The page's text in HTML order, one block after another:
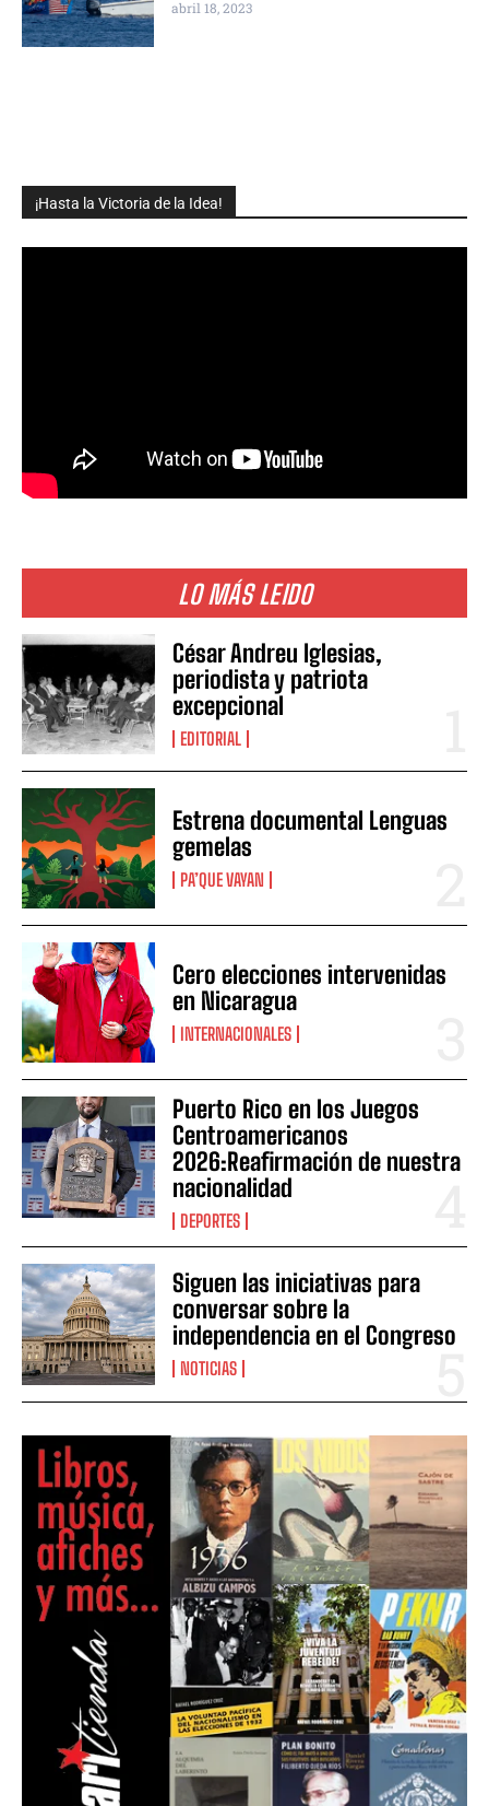
¡Hasta la Victoria de la Idea!
LO MÁS LEIDO
César Andreu Iglesias,
periodista y patriota
excepcional
EDITORIAL
Estrena documental Lenguas
gemelas
PA’QUE VAYAN
Cero elecciones intervenidas
en Nicaragua
INTERNACIONALES
Puerto Rico en los Juegos
Centroamericanos
2026:Reafirmación de nuestra
nacionalidad
DEPORTES
Siguen las iniciativas para
conversar sobre la
independencia en el Congreso
NOTICIAS
abril 18, 2023